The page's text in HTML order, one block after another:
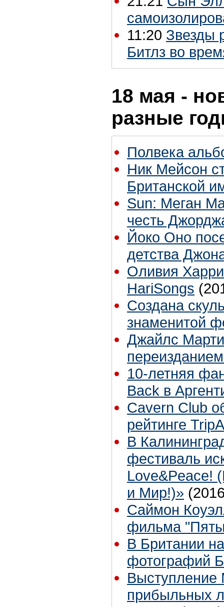
11:20 Звезды
Битлз во
18 мая -
разные
Полвека
Ник Мейсон
Британской
Sun: Меган
честь
Йоко Оно
детства
Оливия
HariSongs
Создана
знаменитой
Джайлс
10-летняя
Back в
Cavern Club
рейтинге
В
фестиваль
Love&Peace!
и Мир!)»
Саймон
фильма
В Британии
фотографий
Выступление
прибыльных